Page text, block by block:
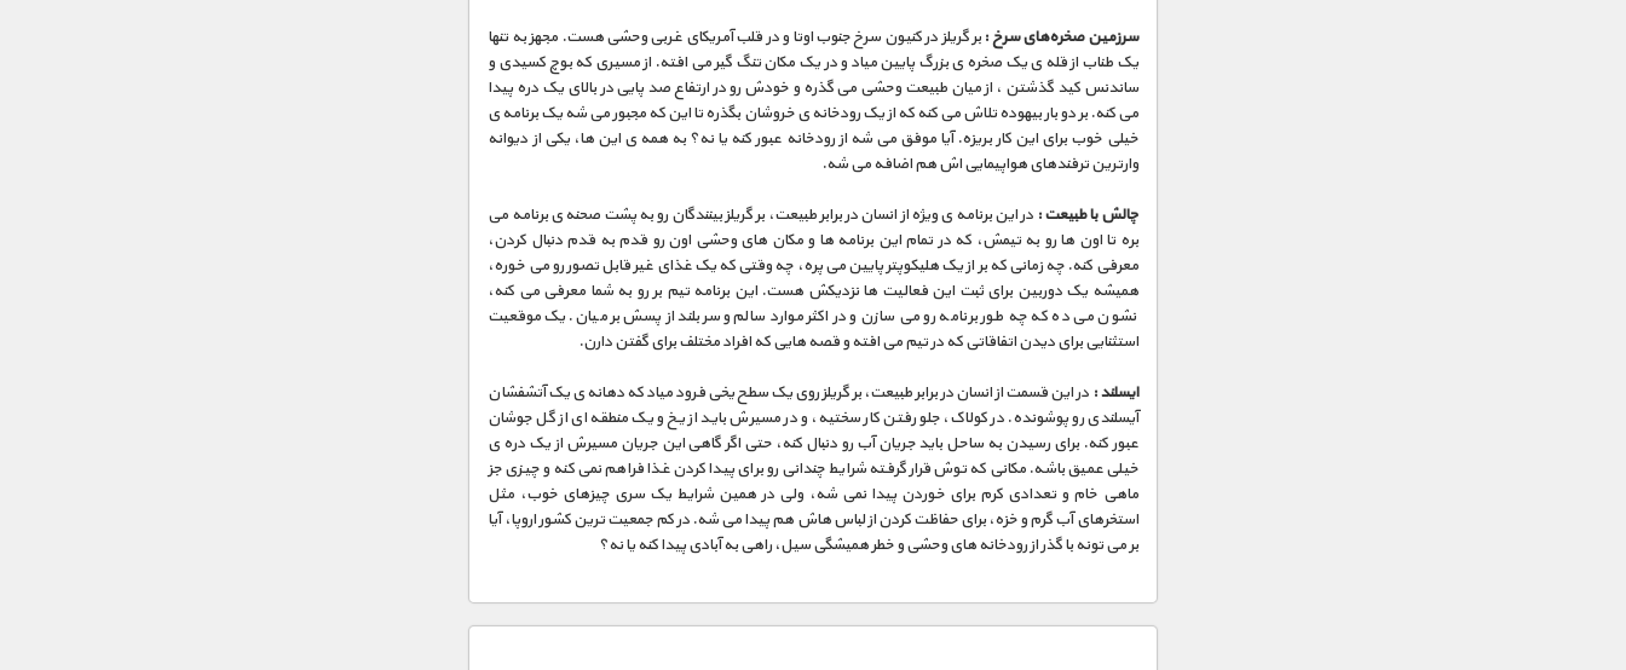
سرزمین صخره‌های سرخ : بر گریلز در کنیون سرخ جنوب اوتا و در قلب آمریکای غربی وحشی هست. مجهز به تنها
یک طناب از قله ی یک صخره ی بزرگ پایین میاد و در یک مکان تنگ گیر می افته. از مسیری که بوچ کسیدی و
ساندنس کید گذشتن ، از میان طبیعت وحشی می گذره و خودش رو در ارتفاع صد پایی در بالای یک دره پیدا
می کنه. بر دو بار بیهوده تلاش می کنه که از یک رودخانه ی خروشان بگذره تا این که مجبور می شه یک برنامه ی
خیلی خوب برای این کار بریزه. آیا موفق می شه از رودخانه عبور کنه یا نه؟ به همه ی این ها، یکی از دیوانه
وارترین ترفندهای هواپیمایی اش هم اضافه می شه.
چالش با طبیعت : در این برنامه ی ویژه از انسان در برابر طبیعت، بر گریلز بینندگان رو به پشت صحنه ی برنامه می
بره تا اون ها رو به تیمش، که در تمام این برنامه ها و مکان های وحشی اون رو قدم به قدم دنبال کردن،
معرفی کنه. چه زمانی که بر از یک هلیکوپتر پایین می پره، چه وقتی که یک غذای غیر قابل تصور رو می خوره،
همیشه یک دوربین برای ثبت این فعالیت ها نزدیکش هست. این برنامه تیم بر رو به شما معرفی می کنه،
نشون می ده که چه طور برنامه رو می سازن و در اکثر موارد سالم و سربلند از پسش بر میان. یک موقعیت
استثنایی برای دیدن اتفاقاتی که در تیم می افته و قصه هایی که افراد مختلف برای گفتن دارن.
ایسلند : در این قسمت از انسان در برابر طبیعت، بر گریلز روی یک سطح یخی فرود میاد که دهانه ی یک آتشفشان
آیسلندی رو پوشونده. در کولاک، جلو رفتن کار سختیه، و در مسیرش باید از یخ و یک منطقه ای از گل جوشان
عبور کنه. برای رسیدن به ساحل باید جریان آب رو دنبال کنه، حتی اگر گاهی این جریان مسیرش از یک دره ی
خیلی عمیق باشه. مکانی که توش قرار گرفته شرایط چندانی رو برای پیدا کردن غذا فراهم نمی کنه و چیزی جز
ماهی خام و تعدادی کرم برای خوردن پیدا نمی شه، ولی در همین شرایط یک سری چیزهای خوب، مثل
استخرهای آب گرم و خزه، برای حفاظت کردن از لباس هاش هم پیدا می شه. در کم جمعیت ترین کشور اروپا، آیا
بر می تونه با گذر از رودخانه های وحشی و خطر همیشگی سیل، راهی به آبادی پیدا کنه یا نه؟